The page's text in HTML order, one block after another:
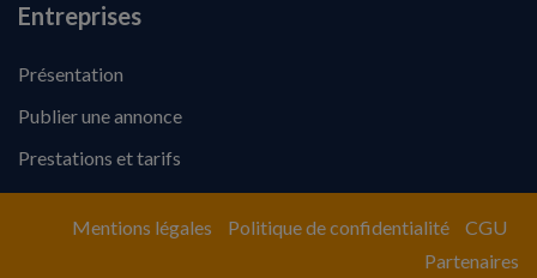
Entreprises
Présentation
Publier une annonce
Prestations et tarifs
Mentions légales Politique de confidentialité
CGU
Partenaires